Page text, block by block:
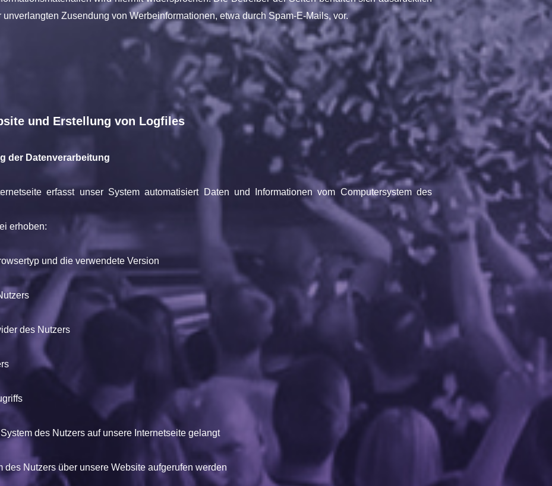
Zusendung von Werbeinformationen, etwa durch Spam-E-Mails, vor.
und Erstellung von Logfiles
der Datenverarbeitung
erfasst unser System automatisiert Daten und Informationen vom Computersystem des
erhoben:
und die verwendete Version
des Nutzers
des Nutzers auf unsere Internetseite gelangt
Nutzers über unsere Website aufgerufen werden